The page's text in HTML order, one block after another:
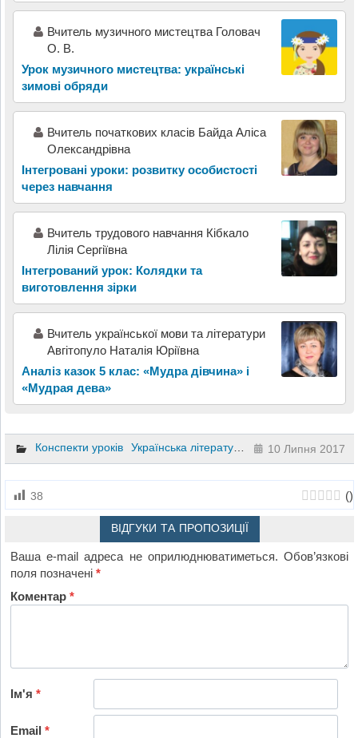
Вчитель музичного мистецтва Головач
О. В.
Урок музичного мистецтва: українські
зимові обряди
Вчитель початкових класів Байда Аліса
Олександрівна
Інтегровані уроки: розвитку особистості
через навчання
Вчитель трудового навчання Кібкало
Лілія Сергіївна
Інтегрований урок: Колядки та
виготовлення зірки
Вчитель української мови та літератури
Авгітопуло Наталія Юріївна
Аналіз казок 5 клас: «Мудра дівчина» і
«Мудрая дева»
Конспекти уроків Українська література 6 клас
10 Липня 2017
38 ()
ВІДГУКИ ТА ПРОПОЗИЦІЇ
Ваша e-mail адреса не оприлюднюватиметься. Обов’язкові
поля позначені*
Коментар*
Ім'я*
Email*